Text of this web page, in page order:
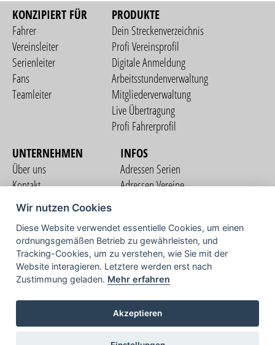
KONZIPIERT FÜR
Fahrer
Vereinsleiter
Serienleiter
Fans
Teamleiter
PRODUKTE
Dein Streckenverzeichnis
Profi Vereinsprofil
Digitale Anmeldung
Arbeitsstundenverwaltung
Mitgliederverwaltung
Live Übertragung
Profi Fahrerprofil
UNTERNEHMEN
Über uns
Kontakt
Nutzungsbedingungen
Datenschutzerklärung
Impressum
INFOS
Adressen Serien
Adressen Vereine
COMMUNITY
TV
Wir nutzen Cookies
Diese Website verwendet essentielle Cookies, um einen
ordnungsgemäßen Betrieb zu gewährleisten, und
Tracking-Cookies, um zu verstehen, wie Sie mit der
Website interagieren. Letztere werden erst nach
Zustimmung geladen. Mehr erfahren
Akzeptieren